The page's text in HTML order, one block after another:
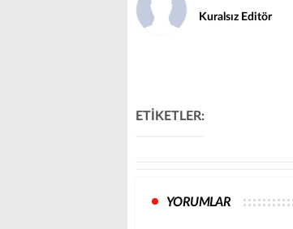
Kuralsız Editör
ETİKETLER:
YORUMLAR